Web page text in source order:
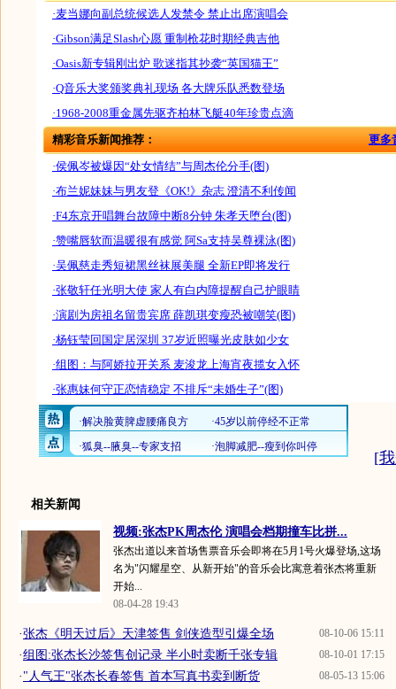
·麦当娜向副总统候选人发禁令 禁止出席演唱会
·Gibson满足Slash心愿 重制枪花时期经典吉他
·Oasis新专辑刚出炉 歌迷指其抄袭“英国猫王”
·Q音乐大奖颁奖典礼现场 各大牌乐队悉数登场
·1968-2008重金属先驱齐柏林飞艇40年珍贵点滴
精彩音乐新闻推荐：
更多
·侯佩岑被爆因“处女情结”与周杰伦分手(图)
·布兰妮妹妹与男友登《OK!》杂志 澄清不利传闻
·F4东京开唱舞台故障中断8分钟 朱孝天堕台(图)
·赞嘴唇软而温暖很有感觉 阿Sa支持吴尊裸泳(图)
·吴佩慈走秀短裙黑丝袜展美腿 全新EP即将发行
·张敬轩任光明大使 家人有白内障提醒自己护眼睛
·演剧为房祖名留贵宾席 薛凯琪变瘦恐被嘲笑(图)
·杨钰莹回国定居深圳 37岁近照曝光皮肤如少女
·组图：与阿娇拉开关系 麦浚龙上海宵夜揽女入怀
·张惠妹何守正恋情稳定 不排斥“未婚生子”(图)
[
相关新闻
视频:张杰PK周杰伦 演唱会档期撞车比拼...
张杰出道以来首场售票音乐会即将在5月1号火爆登场,这场
名为"闪耀星空、从新开始"的音乐会比寓意着张杰将重新
开始...
08-04-28 19:43
08-10-06 15:11
·张杰《明天过后》天津签售 剑侠造型引爆全场
08-10-01 17:15
·组图:张杰长沙签售创记录 半小时卖断千张专辑
08-05-13 15:06
·"人气王"张杰长春签售 首本写真书卖到断货